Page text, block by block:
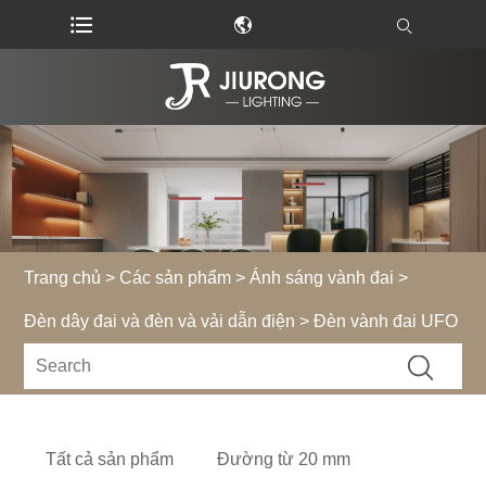
Trang chủ > Các sản phẩm >Ánh sáng vành đai >
Đèn dây đai và đèn và vải dẫn điện > Đèn vành đai UFO
Tất cả sản phẩm Đường từ 20 mm